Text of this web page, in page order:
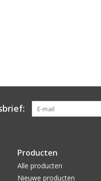
Producten
Alle producten
Nieuwe producten